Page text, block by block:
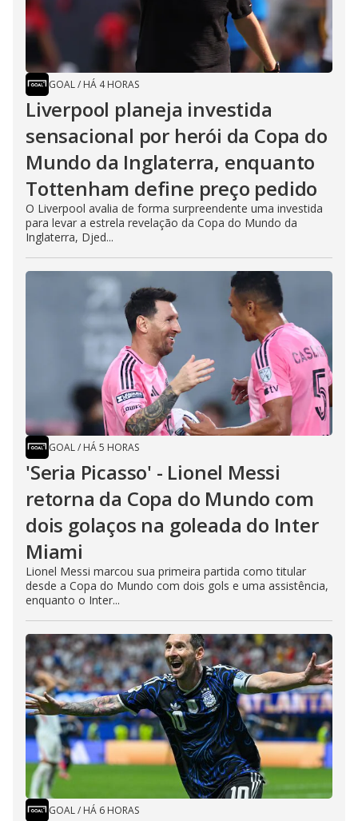
GOAL/ HÁ 4 HORAS
Liverpool planeja investida
sensacional por herói da Copa do
Mundo da Inglaterra, enquanto
Tottenham define preço pedido
O Liverpool avalia de forma surpreendente uma investida
para levar a estrela revelação da Copa do Mundo da
Inglaterra, Djed...
GOAL/ HÁ 5 HORAS
'Seria Picasso' - Lionel Messi
retorna da Copa do Mundo com
dois golaços na goleada do Inter
Miami
Lionel Messi marcou sua primeira partida como titular
desde a Copa do Mundo com dois gols e uma assistência,
enquanto o Inter...
GOAL/ HÁ 6 HORAS